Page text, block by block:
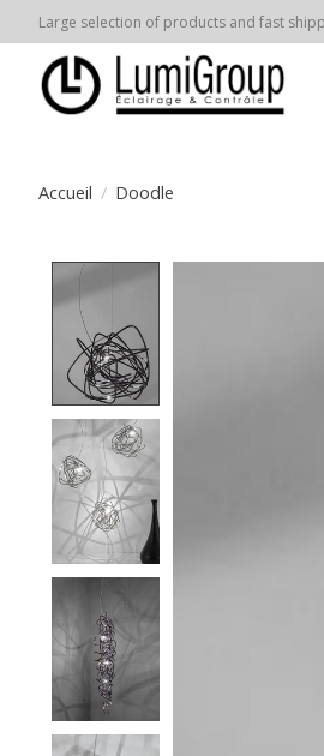
Large selection of products and fast
Accueil / Doodle
Product